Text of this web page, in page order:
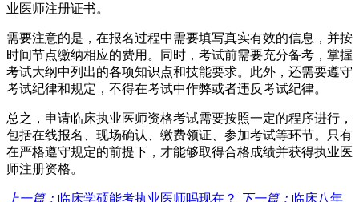
业医师注册证书。
需要注意的是，在报名过程中需要填写真实有效的信息，并按
时间节点缴纳相应的费用。同时，考试前需要充分备考，掌握
考试大纲中列出的各项知识点和技能要求。此外，还需要遵守
考试纪律和规定，不得在考试中作弊或者违反考试纪律。
总之，申请临床执业医师资格考试需要按照一定的程序进行，
包括在线报名、现场确认、缴费领证、参加考试等环节。只有
在严格遵守规定的前提下，才能够取得合格成绩并获得执业医
师注册资格。
上一篇： 临床学硕能考执业医师吗现在？ 下一篇： 临床八年